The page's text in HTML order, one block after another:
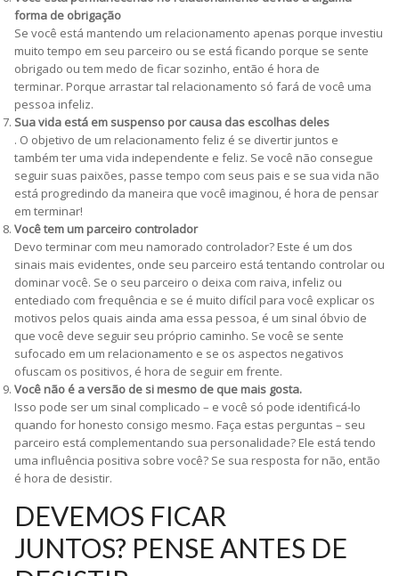
forma de obrigação
Se você está mantendo um relacionamento apenas porque investiu
muito tempo em seu parceiro ou se está ficando porque se sente
obrigado ou tem medo de ficar sozinho, então é hora de
terminar. Porque arrastar tal relacionamento só fará de você uma
pessoa infeliz.
Sua vida está em suspenso por causa das escolhas deles
. O objetivo de um relacionamento feliz é se divertir juntos e
também ter uma vida independente e feliz. Se você não consegue
seguir suas paixões, passe tempo com seus pais e se sua vida não
está progredindo da maneira que você imaginou, é hora de pensar
em terminar!
Você tem um parceiro controlador
Devo terminar com meu namorado controlador? Este é um dos
sinais mais evidentes, onde seu parceiro está tentando controlar ou
dominar você. Se o seu parceiro o deixa com raiva, infeliz ou
entediado com frequência e se é muito difícil para você explicar os
motivos pelos quais ainda ama essa pessoa, é um sinal óbvio de
que você deve seguir seu próprio caminho. Se você se sente
sufocado em um relacionamento e se os aspectos negativos
ofuscam os positivos, é hora de seguir em frente.
Você não é a versão de si mesmo de que mais gosta.
Isso pode ser um sinal complicado – e você só pode identificá-lo
quando for honesto consigo mesmo. Faça estas perguntas – seu
parceiro está complementando sua personalidade? Ele está tendo
uma influência positiva sobre você? Se sua resposta for não, então
é hora de desistir.
DEVEMOS FICAR
JUNTOS? PENSE ANTES DE